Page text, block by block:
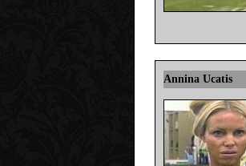
Annina Ucatis